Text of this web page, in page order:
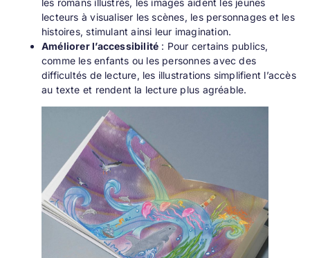
les romans illustrés, les images aident les jeunes
lecteurs à visualiser les scènes, les personnages et les
histoires, stimulant ainsi leur imagination.
Améliorer l’accessibilité : Pour certains publics,
comme les enfants ou les personnes avec des
difficultés de lecture, les illustrations simplifient l’accès
au texte et rendent la lecture plus agréable.